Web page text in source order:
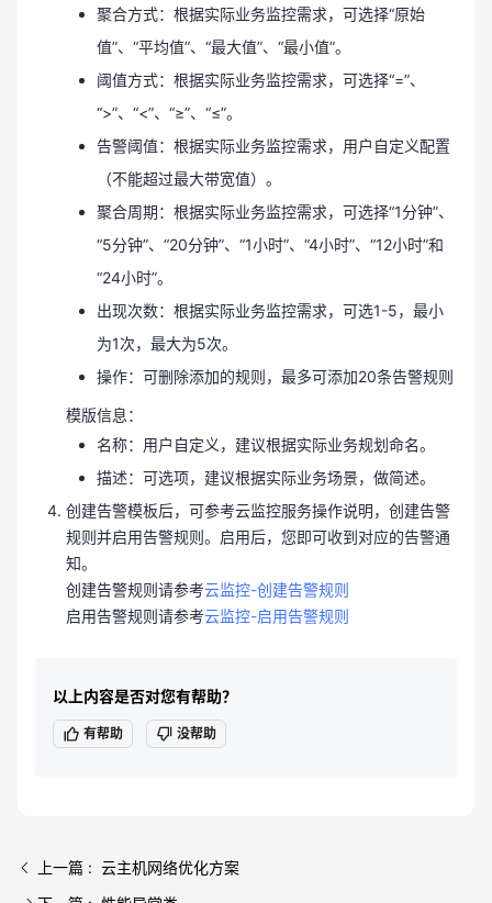
聚合方式：根据实际业务监控需求，可选择“原始
值”、“平均值”、“最大值”、“最小值”。
阈值方式：根据实际业务监控需求，可选择“=”、
“>”、“<”、“≥”、“≤”。
告警阈值：根据实际业务监控需求，用户自定义配置
（不能超过最大带宽值）。
聚合周期：根据实际业务监控需求，可选择“1分钟”、
“5分钟”、“20分钟”、“1小时”、“4小时”、“12小时”和
“24小时”。
出现次数：根据实际业务监控需求，可选1-5，最小
为1次，最大为5次。
操作：可删除添加的规则，最多可添加20条告警规则
模版信息：
名称：用户自定义，建议根据实际业务规划命名。
描述：可选项，建议根据实际业务场景，做简述。
创建告警模板后，可参考云监控服务操作说明，创建告警
规则并启用告警规则。启用后，您即可收到对应的告警通
知。
创建告警规则请参考云监控-创建告警规则
启用告警规则请参考云监控-启用告警规则
以上内容是否对您有帮助？
有帮助 没帮助
上一篇 : 云主机网络优化方案